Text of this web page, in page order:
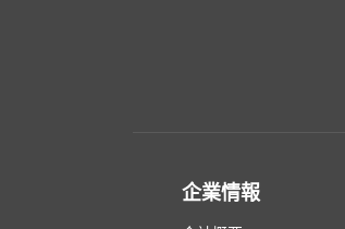
企業情報